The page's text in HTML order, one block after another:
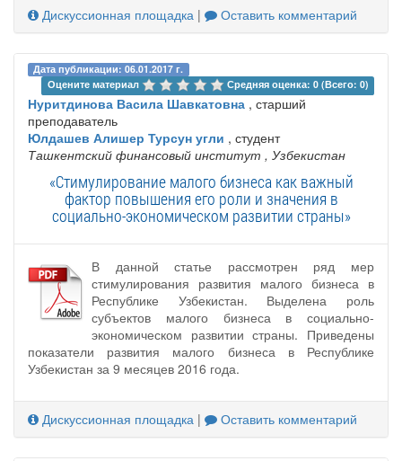
Дискуссионная площадка | Оставить комментарий
Дата публикации: 06.01.2017 г.
Оцените материал
Средняя оценка: 0 (Всего: 0)
Нуритдинова Васила Шавкатовна , старший
преподаватель
Юлдашев Алишер Турсун угли , студент
Ташкентский финансовый институт , Узбекистан
«Стимулирование малого бизнеса как важный
фактор повышения его роли и значения в
социально-экономическом развитии страны»
В данной статье рассмотрен ряд мер
стимулирования развития малого бизнеса в
Республике Узбекистан. Выделена роль
субъектов малого бизнеса в социально-
экономическом развитии страны. Приведены
показатели развития малого бизнеса в Республике
Узбекистан за 9 месяцев 2016 года.
Дискуссионная площадка | Оставить комментарий